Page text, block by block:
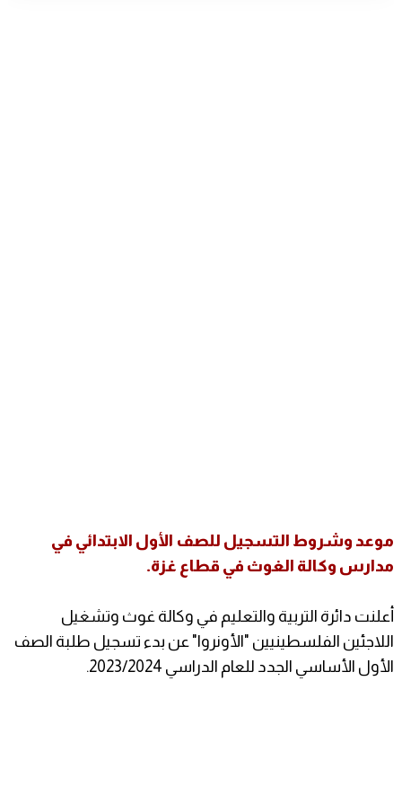
موعد وشروط التسجيل للصف الأول الابتدائي في
مدارس وكالة الغوث في قطاع غزة.
أعلنت دائرة التربية والتعليم في وكالة غوث وتشغيل
اللاجئين الفلسطينيين "الأونروا" عن بدء تسجيل طلبة الصف
الأول الأساسي الجدد للعام الدراسي 2023/2024.